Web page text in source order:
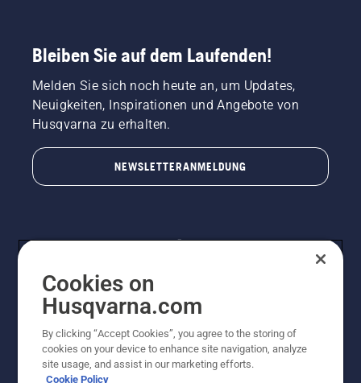
Bleiben Sie auf dem Laufenden!
Melden Sie sich noch heute an, um Updates,
Neuigkeiten, Inspirationen und Angebote von
Husqvarna zu erhalten.
NEWSLETTERANMELDUNG
© Husqvarna AB (publ). Alle Rechte vorbehalten.
Preisänderungen, Irrtümer, Text- und Satzfehler sind
vorbehalten. Bei den Preisangaben handelt es sich um
Cookies on
Husqvarna.com
By clicking “Accept Cookies”, you agree to the storing of
cookies on your device to enhance site navigation, analyze
site usage, and assist in our marketing efforts.
Cookie Policy